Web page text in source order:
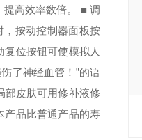
高效率数倍。 ■ 调
按动控制器面板按
位按钮可使模拟人
了神经血管！”的语
部皮肤可用修补液修
产品比普通产品的寿